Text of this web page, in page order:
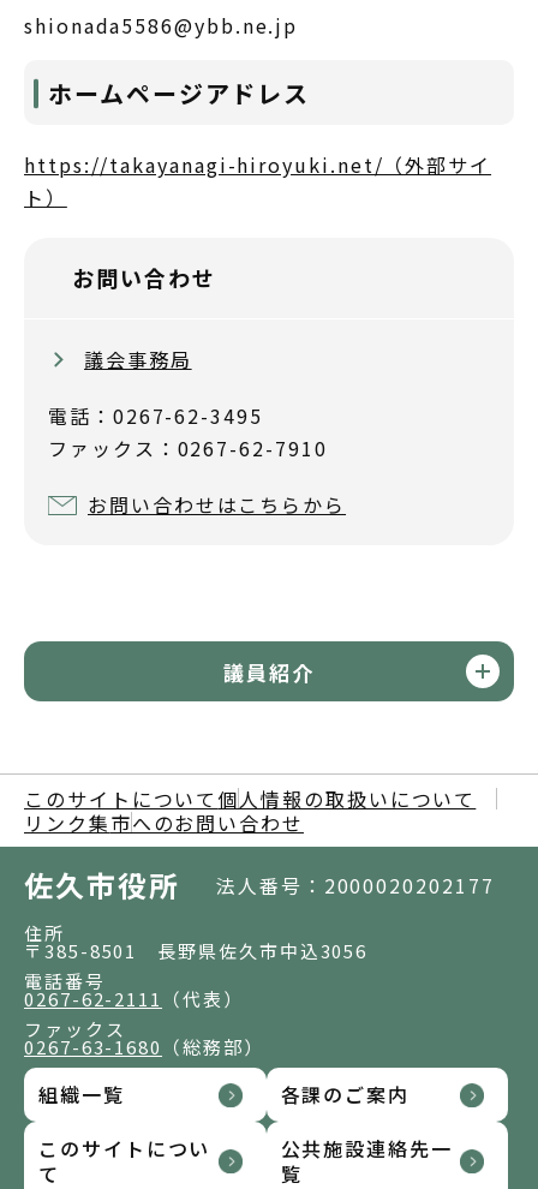
shionada5586@ybb.ne.jp
ホームページアドレス
https://takayanagi-hiroyuki.net/（外部サイ
ト）
お問い合わせ
議会事務局
電話：0267-62-3495
ファックス：0267-62-7910
お問い合わせはこちらから
議員紹介
このサイトについて 個人情報の取扱いについて
リンク集市へのお問い合わせ
佐久市役所 法人番号：2000020202177
住所
〒385-8501 長野県佐久市中込3056
電話番号
0267-62-2111
（代表）
ファックス
0267-63-1680 （総務部）
組織一覧
各課のご案内
このサイトについ
て
公共施設連絡先一
覧